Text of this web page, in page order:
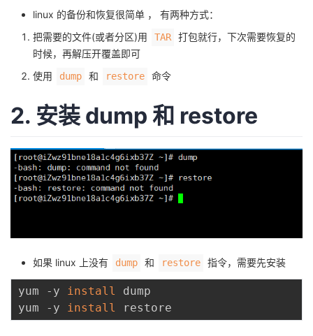
页开
发
者
的
我
坛
圈
子
的
直
我
的
我
linux 的备份和恢复很简单 ， 有两种方式：
把需要的文件(或者分区)用
TAR
打包就行，下次需要恢复的
时候，再解压开覆盖即可
使用
dump 和 restore 命令
2. 安装 dump 和 restore
如果 linux 上没有 dump 和 restore 指令，需要先安装
yum -y install
dump
yum -y install